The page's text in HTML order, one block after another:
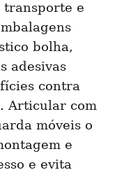
transporte e
bolha,
adesivas
contra
Articular com
móveis o
e
e evita